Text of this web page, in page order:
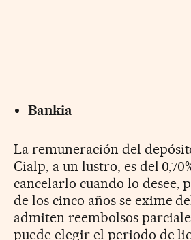
Bankia
La remuneración del
Cialp, a un lustro, es del
cancelarlo cuando lo desee,
de los cinco años se exime
admiten reembolsos
puede elegir el periodo de